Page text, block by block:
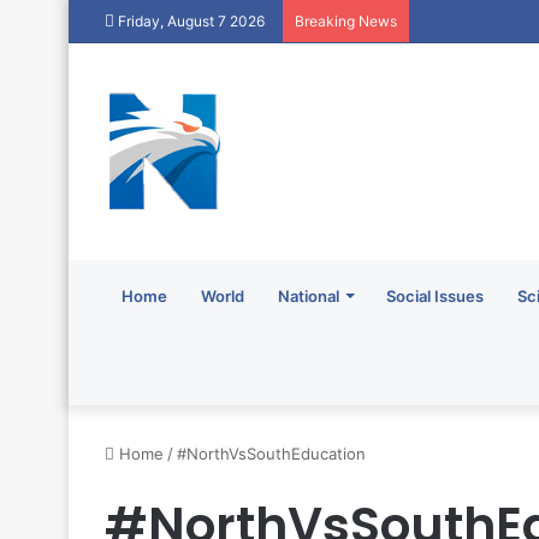
Friday, August 7 2026 Breaking News
Home World National Social Issues
Home /#NorthVsSouthEducation